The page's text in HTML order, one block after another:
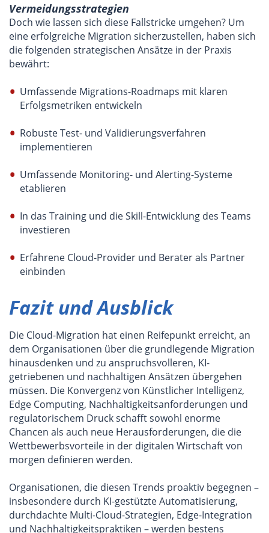
Vermeidungsstrategien
Doch wie lassen sich diese Fallstricke umgehen? Um
eine erfolgreiche Migration sicherzustellen, haben sich
die folgenden strategischen Ansätze in der Praxis
bewährt:
Umfassende Migrations-Roadmaps mit klaren
Erfolgsmetriken entwickeln
Robuste Test- und Validierungsverfahren
implementieren
Umfassende Monitoring- und Alerting-Systeme
etablieren
In das Training und die Skill-Entwicklung des Teams
investieren
Erfahrene Cloud-Provider und Berater als Partner
einbinden
Fazit und Ausblick
Die Cloud-Migration hat einen Reifepunkt erreicht, an
dem Organisationen über die grundlegende Migration
hinausdenken und zu anspruchsvolleren, KI-
getriebenen und nachhaltigen Ansätzen übergehen
müssen. Die Konvergenz von Künstlicher Intelligenz,
Edge Computing, Nachhaltigkeitsanforderungen und
regulatorischem Druck schafft sowohl enorme
Chancen als auch neue Herausforderungen, die die
Wettbewerbsvorteile in der digitalen Wirtschaft von
morgen definieren werden.
Organisationen, die diesen Trends proaktiv begegnen –
insbesondere durch KI-gestützte Automatisierung,
durchdachte Multi-Cloud-Strategien, Edge-Integration
und Nachhaltigkeitspraktiken – werden bestens